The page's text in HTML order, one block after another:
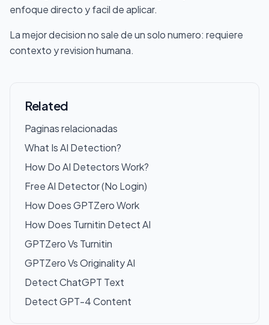
enfoque directo y facil de aplicar.
La mejor decision no sale de un solo numero: requiere
contexto y revision humana.
Related
Paginas relacionadas
What Is AI Detection?
How Do AI Detectors Work?
Free AI Detector (No Login)
How Does GPTZero Work
How Does Turnitin Detect AI
GPTZero Vs Turnitin
GPTZero Vs Originality AI
Detect ChatGPT Text
Detect GPT-4 Content